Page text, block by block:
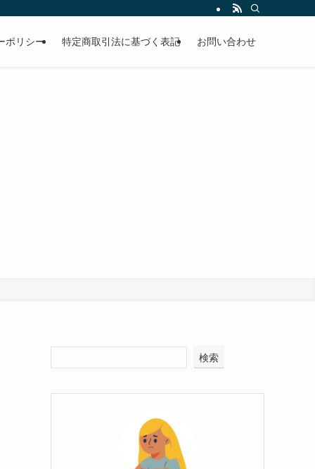
ポリシー 特定商取引法に基づく表記 お問い合わせ
検索